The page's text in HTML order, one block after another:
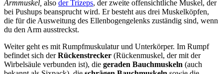
Armmuskel, also der Trizeps, der zweite offensichtliche Muskel, der
bei Pushups beansprucht wird. Er besteht aus drei Muskelköpfen,
die für die Ausweitung des Ellenbogengelenks zuständig sind, wenn
du den Arm ausstreckst.
Weiter geht es mit Rumpfmuskulatur und Unterkörper. Im Rumpf
befindet sich derRückenstrecker (Rückenmuskel, der mit der
Wirbelsäule verbunden ist), die geraden Bauchmuskeln (auch